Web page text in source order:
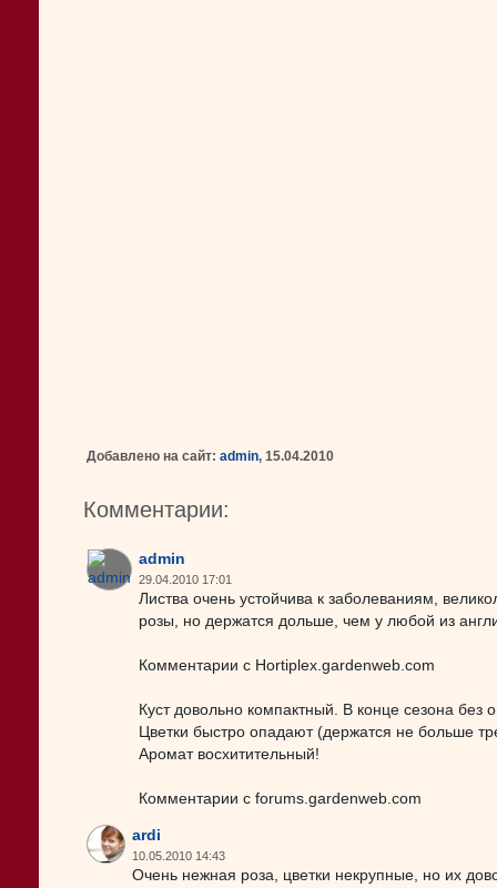
Добавлено на сайт: admin, 15.04.2010
Комментарии:
admin
29.04.2010 17:01
Листва очень устойчива к заболеваниям,
розы, но держатся дольше, чем у любой из
Комментарии с Hortiplex.gardenweb.com
Куст довольно компактный. В конце сезона
Цветки быстро опадают (держатся не больше
Аромат восхитительный!
Комментарии с forums.gardenweb.com
ardi
10.05.2010 14:43
Очень нежная роза, цветки некрупные, но их